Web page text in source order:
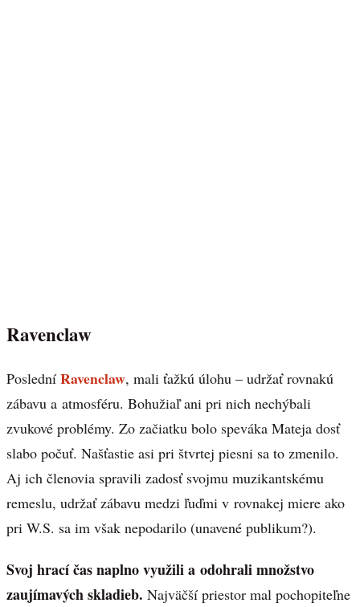
Ravenclaw
Poslední Ravenclaw, mali ťažkú úlohu – udržať rovnakú
zábavu a atmosféru. Bohužiaľ ani pri nich nechýbali
zvukové problémy. Zo začiatku bolo speváka Mateja dosť
slabo počuť. Našťastie asi pri štvrtej piesni sa to zmenilo.
Aj ich členovia spravili zadosť svojmu muzikantskému
remeslu, udržať zábavu medzi ľuďmi v rovnakej miere ako
pri W.S. sa im však nepodarilo (unavené publikum?).
Svoj hrací čas naplno využili a odohrali množstvo
zaujímavých skladieb. Najväčší priestor mal pochopiteľne